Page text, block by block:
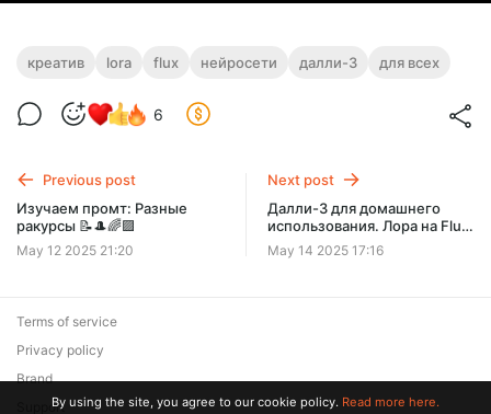
креатив lora flux нейросети далли-3 для всех
6
Previous post
Изучаем промт: Разные
ракурсы 📝🎩🌈🟪
May 12 2025 21:20
Next post
Далли-3 для домашнего
использования. Лора на Flux,
настройки 💎💫🌈🟪
May 14 2025 17:16
Terms of service
Privacy policy
Brand
SupportBy using the site, you agree to our cookie policy. Read more here.